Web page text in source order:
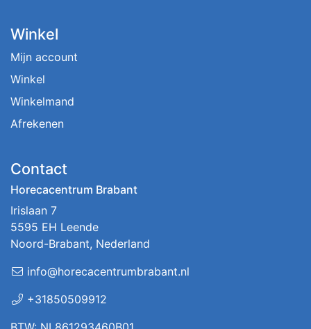
Winkel
Mijn account
Winkel
Winkelmand
Afrekenen
Contact
Horecacentrum Brabant
Irislaan 7
5595 EH Leende
Noord-Brabant, Nederland
info@horecacentrumbrabant.nl
+31850509912